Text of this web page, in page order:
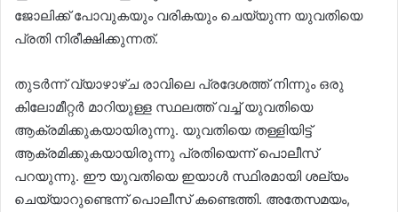
ജോലിക്ക് പോവുകയും വരികയും ചെയ്യുന്ന യുവതിയെ
പ്രതി നിരീക്ഷിക്കുന്നത്.
തുടർന്ന് വ്യാഴാഴ്ച രാവിലെ പ്രദേശത്ത് നിന്നും ഒരു
കിലോമീറ്റർ മാറിയുള്ള സ്ഥലത്ത് വച്ച് യുവതിയെ
ആക്രമിക്കുകയായിരുന്നു. യുവതിയെ തള്ളിയിട്ട്
ആക്രമിക്കുകയായിരുന്നു പ്രതിയെന്ന് പൊലീസ്
പറയുന്നു. ഈ യുവതിയെ ഇയാൾ സ്ഥിരമായി ശല്യം
ചെയ്യാറുണ്ടെന്ന് പൊലീസ് കണ്ടെത്തി. അതേസമയം,